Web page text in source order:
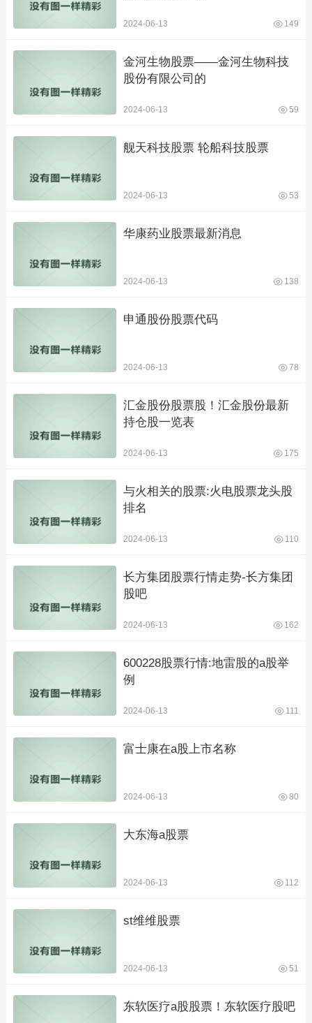
2024-06-13 149
金河生物股票——金河生物科技
股份有限公司的
2024-06-13 59
舰天科技股票 轮船科技股票
2024-06-13 53
华康药业股票最新消息
2024-06-13 138
申通股份股票代码
2024-06-13 78
汇金股份股票股！汇金股份最新
持仓股一览表
2024-06-13 175
与火相关的股票:火电股票龙头股
排名
2024-06-13 110
长方集团股票行情走势-长方集团
股吧
2024-06-13 162
600228股票行情:地雷股的a股举
例
2024-06-13 111
富士康在a股上市名称
2024-06-13 80
大东海a股票
2024-06-13 112
st维维股票
2024-06-13 51
东软医疗a股股票！东软医疗股吧